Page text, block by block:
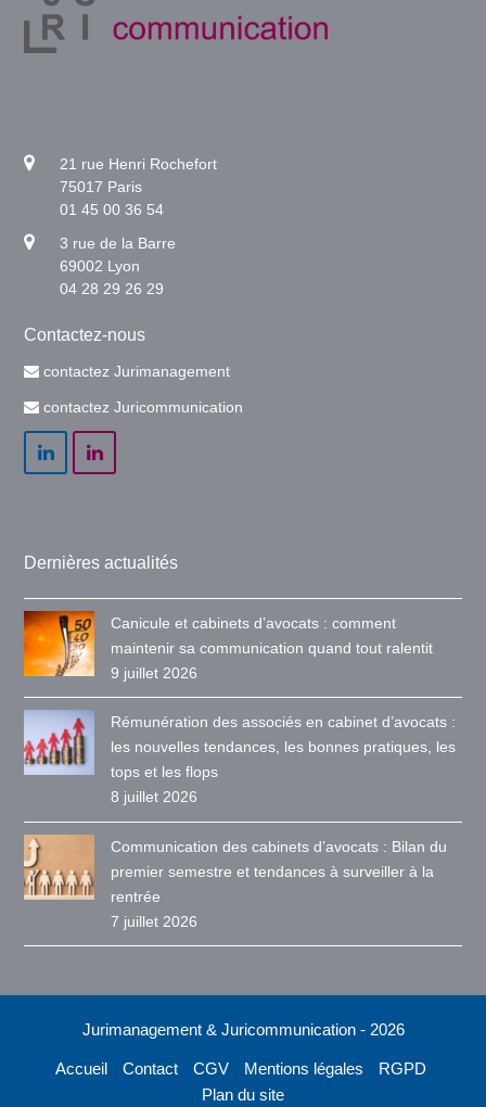
21 rue Henri Rochefort
75017 Paris
01 45 00 36 54
3 rue de la Barre
69002 Lyon
04 28 29 26 29
Contactez-nous
contactez Jurimanagement
contactez Juricommunication
LinkedInLinkedIn
Dernières actualités
Canicule et cabinets d’avocats : comment
maintenir sa communication quand tout ralentit
9 juillet 2026
Rémunération des associés en cabinet d’avocats :
les nouvelles tendances, les bonnes pratiques, les
tops et les flops
8 juillet 2026
Communication des cabinets d’avocats : Bilan du
premier semestre et tendances à surveiller à la
rentrée
7 juillet 2026
Jurimanagement & Juricommunication - 2026
Accueil Contact CGV Mentions légales
RGPD
Plan du site